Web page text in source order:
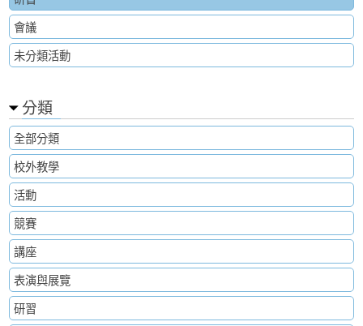
會議
未分類活動
分類
全部分類
校外教學
活動
競賽
講座
表演與展覽
研習